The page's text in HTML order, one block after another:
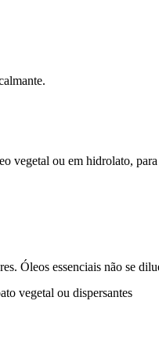
vegetal ou em hidrolato, para
Óleos essenciais não se
vegetal ou dispersantes